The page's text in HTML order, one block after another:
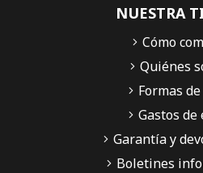
NUESTRA
Cómo
Quiénes
Formas
Gastos de
Garantía y
Boletines